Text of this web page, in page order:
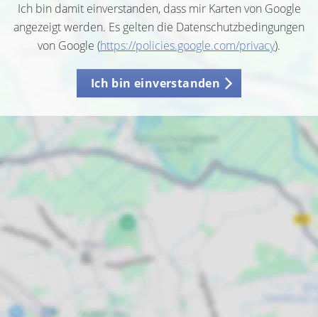
Ich bin damit einverstanden, dass mir Karten von Google
angezeigt werden. Es gelten die Datenschutzbedingungen
von Google (https://policies.google.com/privacy).
Ich bin einverstanden